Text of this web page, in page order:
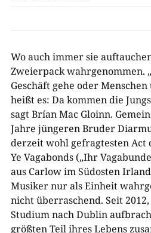
Wo auch immer sie
Zweierpack wahrgenommen.
Geschäft gehe oder
heißt es: Da kommen die
sagt Brían Mac Gloinn.
Jahre jüngeren Bruder
derzeit wohl gefragtesten Act
Ye Vagabonds („Ihr
aus Carlow im Südosten
Musiker nur als Einheit
nicht überraschend. Seit
Studium nach Dublin
größten Teil ihres Lebens